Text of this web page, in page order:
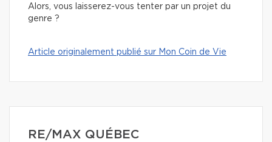
Alors, vous laisserez-vous tenter par un projet du
genre ?
Article originalement publié sur Mon Coin de Vie
RE/MAX QUÉBEC